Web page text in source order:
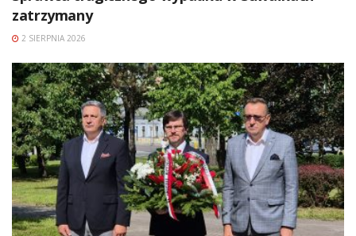
zatrzymany
2 SIERPNIA 2026